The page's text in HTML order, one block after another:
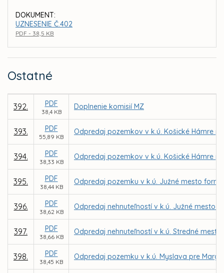
DOKUMENT:
UZNESENIE Č.402
PDF - 38,5 KB
Ostatné
392. PDF
38,4 KB
Doplnenie komisií MZ
393. PDF
55,89 KB
Odpredaj pozemkov v k.ú. Košické Hámre
394. PDF
38,33 KB
Odpredaj pozemkov v k.ú. Košické Hámre
395. PDF
38,44 KB
Odpredaj pozemku v k.ú. Južné mesto
396. PDF
38,62 KB
Odpredaj nehnuteľností v k.ú. Južné mesto
397. PDF
38,66 KB
Odpredaj nehnuteľností v k.ú. Stredné
398. PDF
38,45 KB
Odpredaj pozemku v k.ú. Myslava pre